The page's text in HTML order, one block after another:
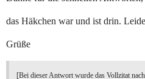
das Häkchen war und ist drin.
Grüße
[Bei dieser Antwort wurde das Vollzitat